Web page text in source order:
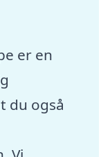
er en
du også